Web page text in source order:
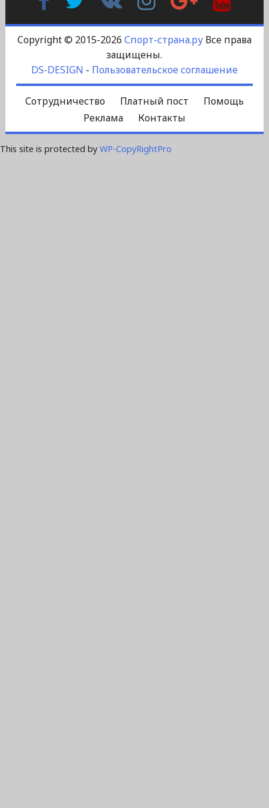
Контакте
Plus
Copyright © 2015-2026 Спорт-страна.руВсе права
защищены.
DS-DESIGN - Пользовательское соглашение
Сотрудничество Платный пост
Помощь
Реклама
Контакты
This site is protected by WP-CopyRightPro